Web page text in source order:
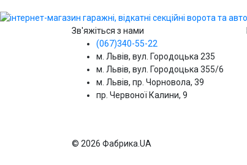
Зв'яжіться з нами
(067)340-55-22
м. Львів, вул. Городоцька 235
м. Львів, вул. Городоцька 355/6
м. Львів, пр. Чорновола, 39
пр. Червоної Калини, 9
© 2026 Фабрика.UA